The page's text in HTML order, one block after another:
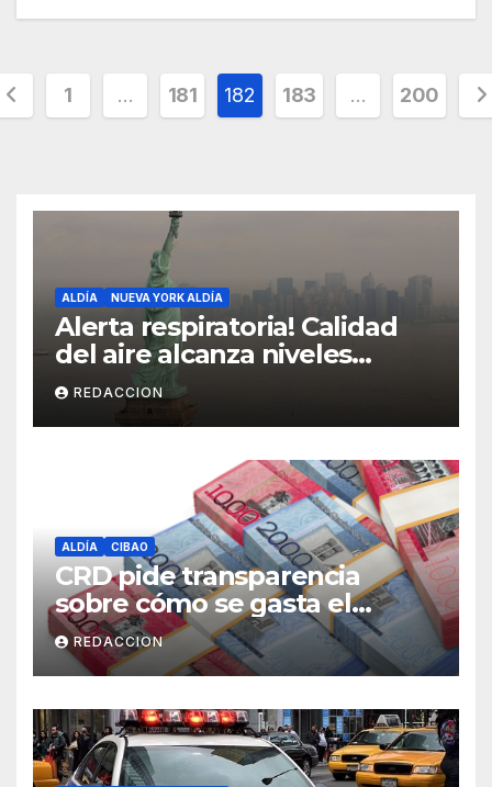
1 … 181 182 183 … 200
ALDÍA NUEVA YORK ALDÍA
Alerta respiratoria! Calidad
del aire alcanza niveles
peligrosos en NYC
REDACCION
ALDÍA CIBAO
CRD pide transparencia
sobre cómo se gasta el
dinero del Seguro Familiar de
Salud
REDACCION